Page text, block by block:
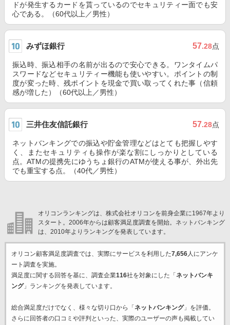
ドが発生するカードを貰っているのでセキュリティー面でも安
心である。（60代以上／男性）
みずほ銀行 57.28点
振込時、振込相手の名前が出るので安心できる。ワンタイムパ
スワードなどセキュリティー機能も使いやすい。ポイントの制
度が変った時、残ポイントを現金で買い取ってくれた事（信頼
感が増した）（60代以上／男性）
三井住友信託銀行 57.28点
ネットバンキングでの振込や貯金管理などはとても把握しやす
く、またセキュリティも操作が楽な割にしっかりとしている
点。ATMの提携先にゆうちょ銀行のATMが使える事が、外出先
でも重宝する点。（40代／男性）
オリコンランキングは、株式会社オリコンを前身企業に1967年より
スタート。2006年からは顧客満足度調査を開始。ネットバンキング
は、2010年よりランキングを発表しています。
オリコン顧客満足度調査では、実際にサービスを利用した7,656人にアンケ
ート調査を実施。
満足度に関する回答を基に、調査企業116社を対象にした「 ネットバンキ
ング」ランキングを発表しています。
総合満足度だけでなく、様々な切り口から「 ネットバンキング」を評価。
さらに回答者の口コミや評判といった、実際のユーザーの声も掲載してい